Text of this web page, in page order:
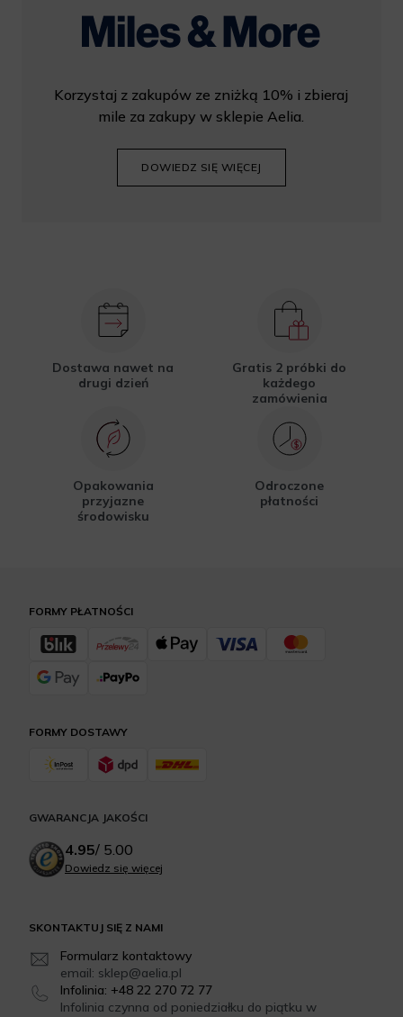
Korzystaj z zakupów ze zniżką 10% i zbieraj
mile za zakupy w sklepie Aelia.
DOWIEDZ SIĘ WIĘCEJ
Dostawa nawet na
drugi dzień
Gratis 2 próbki do
każdego
zamówienia
Opakowania
przyjazne
środowisku
Odroczone
płatności
SKONTAKTUJ SIĘ Z NAMI
Formularz kontaktowy
email: sklep@aelia.pl
Infolinia: +48 22 270 72 77
Infolinia czynna od poniedziałku do piątku w
FORMY DOSTAWY
FORMY PŁATNOŚCI
GWARANCJA JAKOŚCI
4.95/ 5.00
Dowiedz się więcej